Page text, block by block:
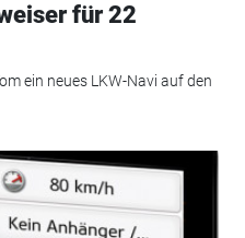
für 22
ein neues LKW-Navi auf den